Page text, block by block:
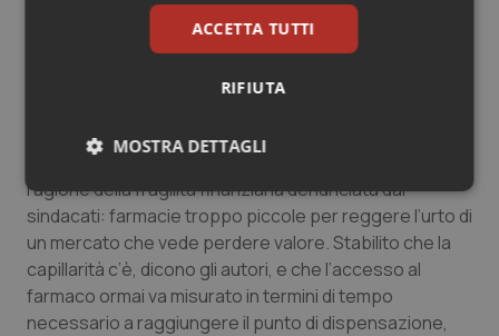
causa delle molte farmacie aperte in deroga. Una
densità troppo alta, dice il rapporto, tanto che sulle
17.336 farmacie sottoposte alla tassazione ordinaria
di euro l’anno (anche molto inferiore) con un utile
medio per il titolare di circa 50.000 euro annui. Sta qui la
ragione della fragilità finanziaria denunciata dai
sindacati: farmacie troppo piccole per reggere l’urto di
un mercato che vede perdere valore. Stabilito che la
capillarità c’è, dicono gli autori, e che l’accesso al
farmaco ormai va misurato in termini di tempo
necessario a raggiungere il punto di dispensazione,
ACCETTA TUTTI
RIFIUTA
MOSTRA DETTAGLI
Necessari Statistici Marketing